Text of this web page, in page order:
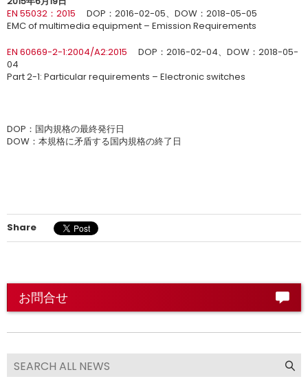
EN 55032：2015 DOP：2016-02-05、DOW：2018-05-05
EMC of multimedia equipment – Emission Requirements
EN 60669-2-1:2004/A2:2015 DOP：2016-02-04、DOW：2018-05-
04
Part 2-1: Particular requirements – Electronic switches
DOP：国内規格の最終発行日
DOW：本規格に矛盾する国内規格の終了日
Share
お問合せ